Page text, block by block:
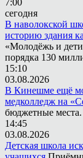
сегодня
В наволокской
историю здания
«Молодёжь и
порядка 130
15:10
03.08.2026
В Кинешме ещё
медколледж на
бюджетные места.
14:45
03.08.2026
Детская школа